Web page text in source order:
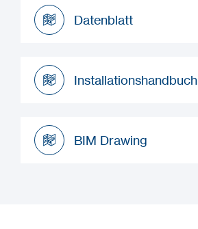
Datenblatt
Installationshandbuch
BIM Drawing